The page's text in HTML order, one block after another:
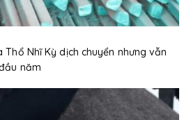
Nhĩ Kỳ dịch chuyển nhưng vẫn
năm